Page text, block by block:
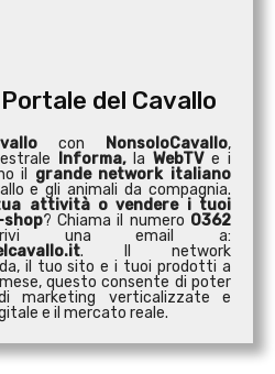
del Cavallo
con NonsoloCavallo,
Informa,laWebTVe i
il grande network italiano
e gli animali da compagnia.
attività ovendere i tuoi
? Chiama il numero 0362
una email a:
. Il network
il tuo sito e i tuoi prodotti a
questo consente di poter
marketing verticalizzate e
e il mercato reale.